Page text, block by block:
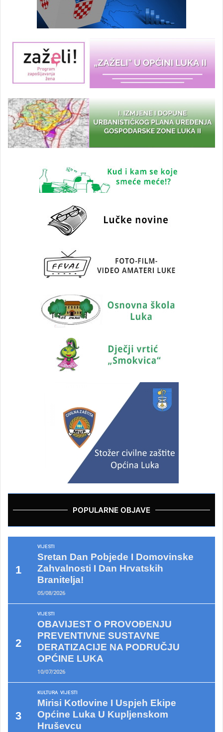
POPULARNE OBJAVE
VIJESTI
Sretan Dan Pobjede I Domovinske
Zahvalnosti I Dan Hrvatskih
Branitelja!
05/08/2026
VIJESTI
OBAVIJEST O PROVOĐENJU
PREVENTIVNE SUSTAVNE
DERATIZACIJE NA PODRUČJU
OPĆINE LUKA
10/07/2026
KULTURA VIJESTI
Mirisi Kotlovine I Uspjeh Ekipe
Općine Luka U Kupljenskom
Hruševcu